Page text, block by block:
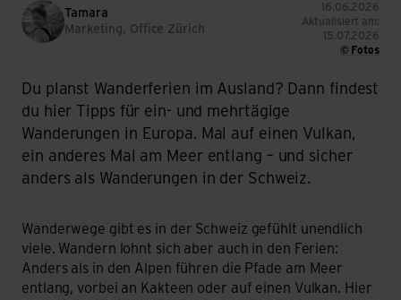
Tamara
​​Marketing, Office Zürich​
16.06.2026
Aktualisiert am:
15.07.2026
© Fotos
Du planst Wanderferien im Ausland? Dann findest
du hier Tipps für ein- und mehrtägige
Wanderungen in Europa. Mal auf einen Vulkan,
ein anderes Mal am Meer entlang – und sicher
anders als Wanderungen in der Schweiz.
Wanderwege gibt es in der Schweiz gefühlt unendlich
viele. Wandern lohnt sich aber auch in den Ferien:
Anders als in den Alpen führen die Pfade am Meer
entlang, vorbei an Kakteen oder auf einen Vulkan. Hier